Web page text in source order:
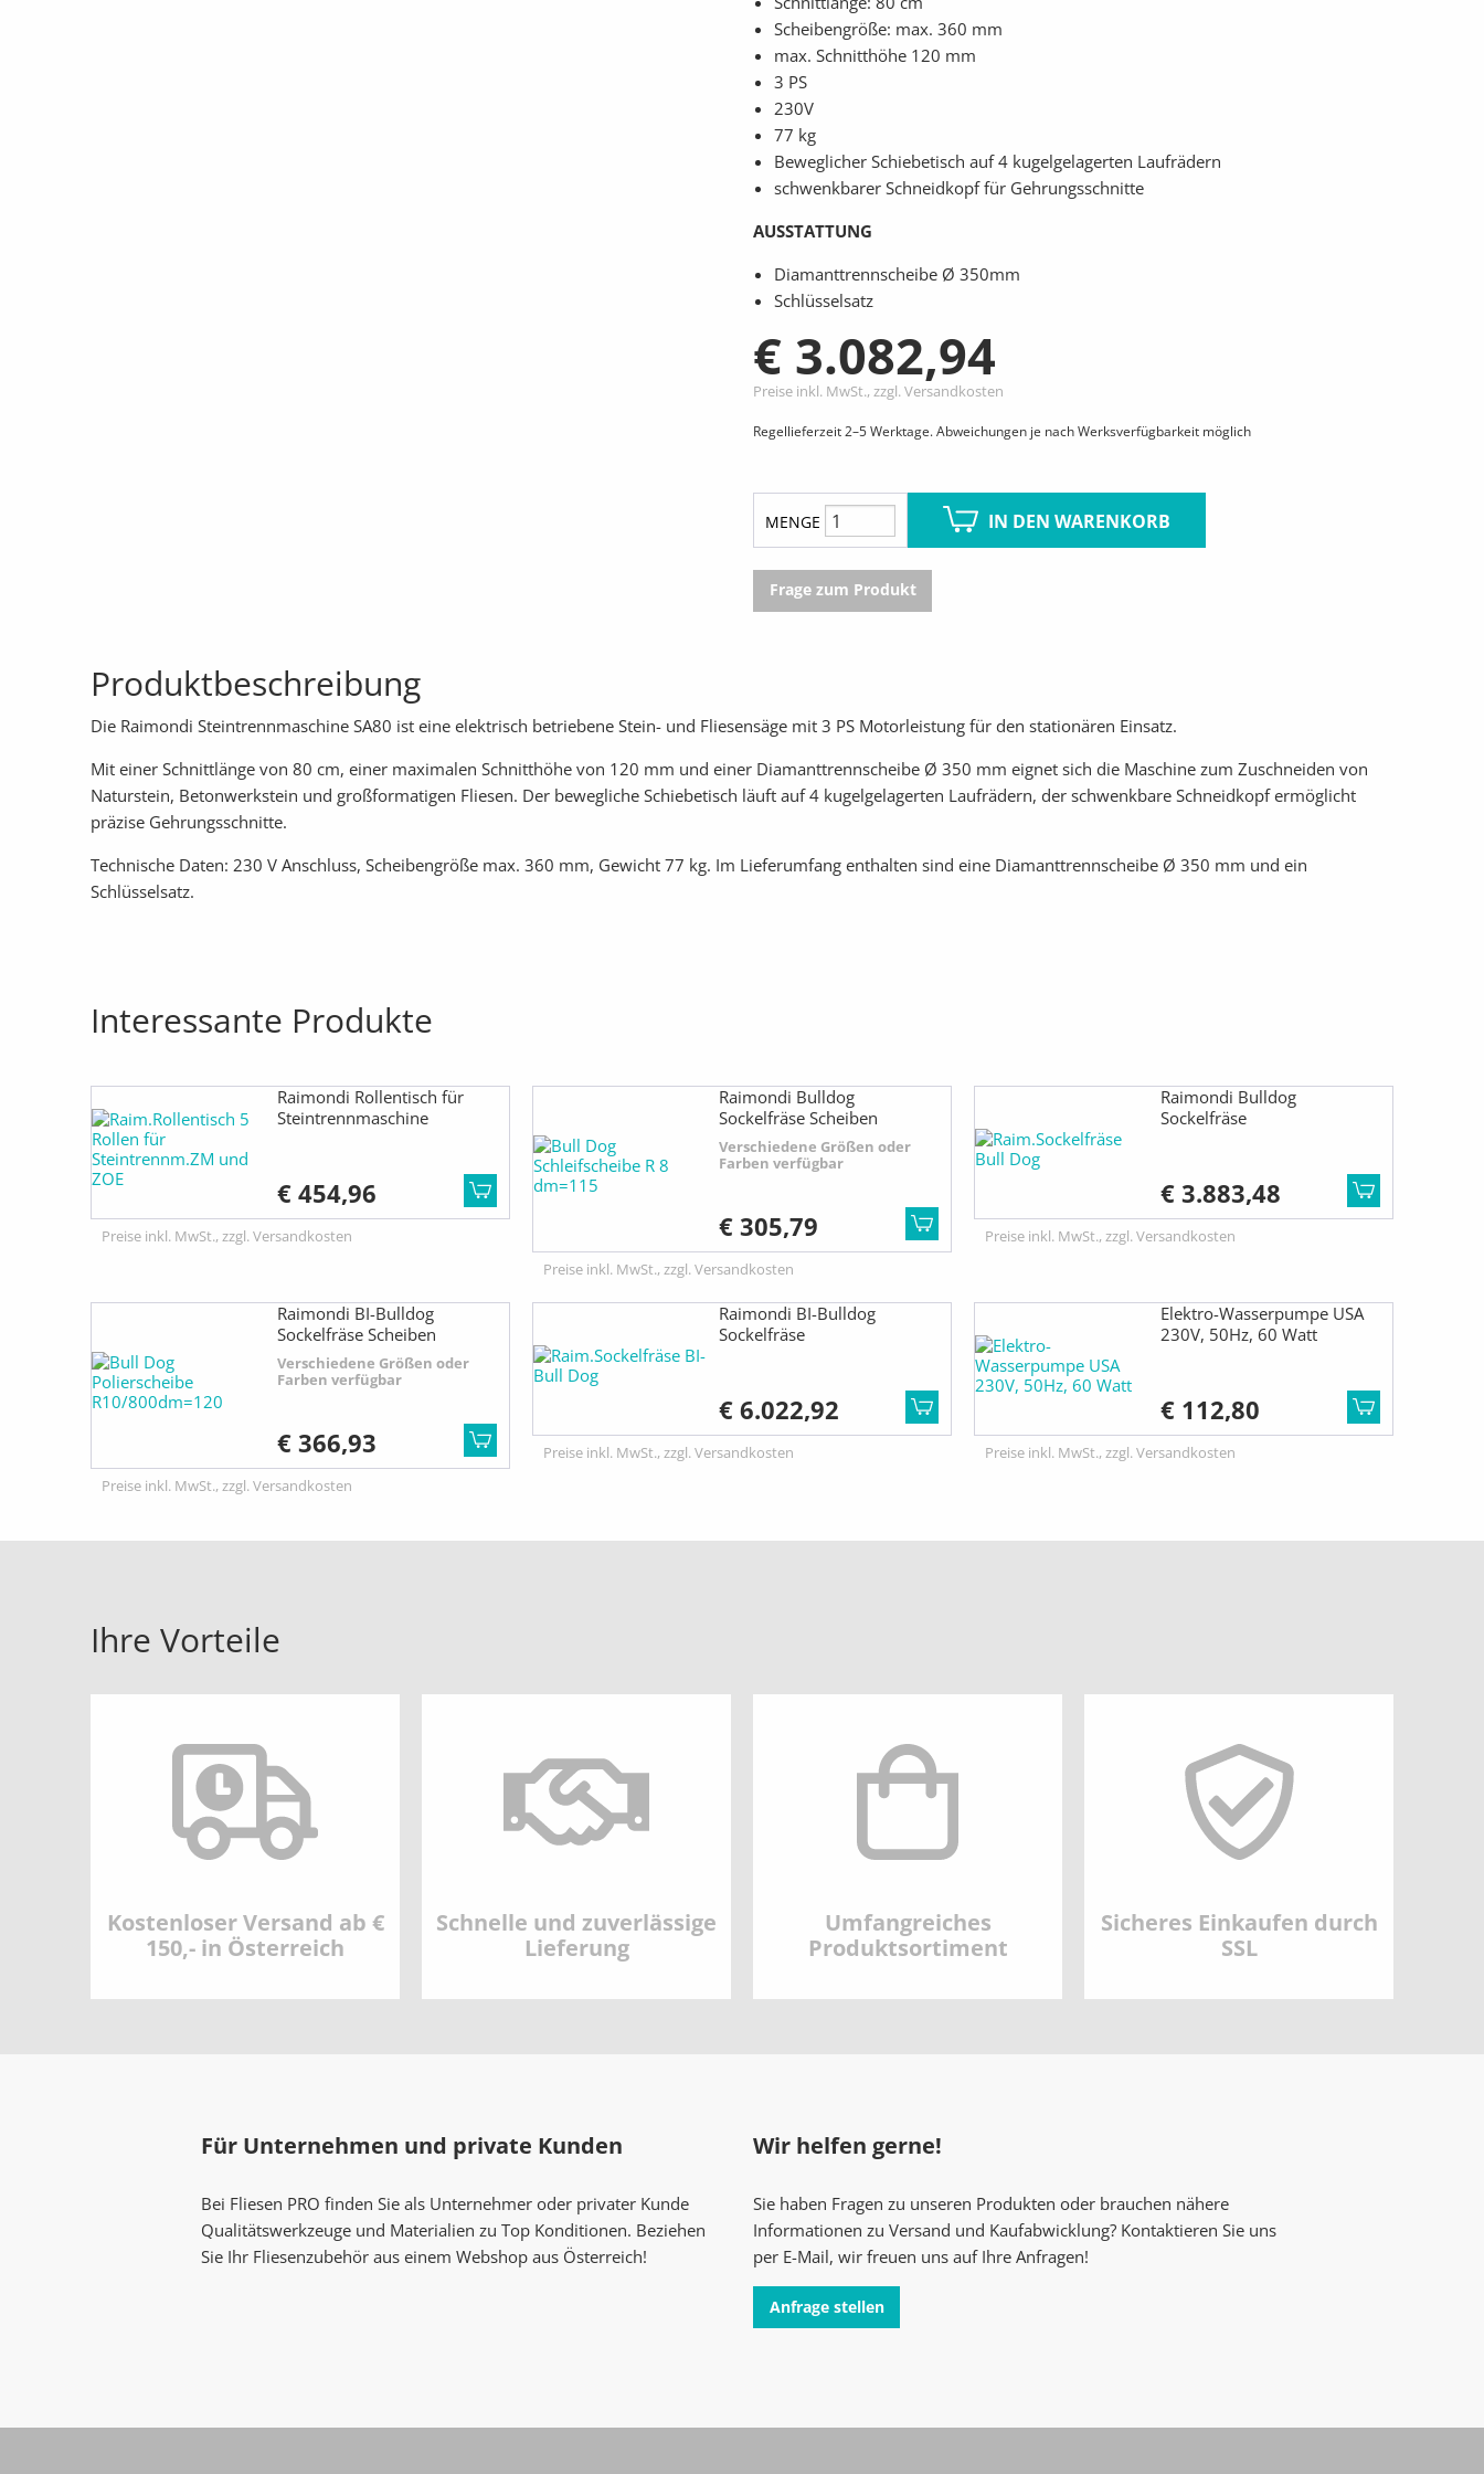
Scheibengröße: max. 360 mm
max. Schnitthöhe 120 mm
3 PS
230V
77 kg
Beweglicher Schiebetisch auf 4 kugelgelagerten Laufrädern
schwenkbarer Schneidkopf für Gehrungsschnitte
AUSSTATTUNG
Diamanttrennscheibe Ø 350mm
Schlüsselsatz
€ 3.082,94
Preise inkl. MwSt., zzgl. Versandkosten
Regellieferzeit 2–5 Werktage. Abweichungen je nach Werksverfügbarkeit möglich
MENGE IN DEN WARENKORB
Frage zum Produkt
Produktbeschreibung
Die Raimondi Steintrennmaschine SA80 ist eine elektrisch betriebene Stein- und Fliesensäge mit 3 PS Motorleistung für den stationären Einsatz.
Mit einer Schnittlänge von 80 cm, einer maximalen Schnitthöhe von 120 mm und einer Diamanttrennscheibe Ø 350 mm eignet sich die Maschine zum Zuschneiden von
Naturstein, Betonwerkstein und großformatigen Fliesen. Der bewegliche Schiebetisch läuft auf 4 kugelgelagerten Laufrädern, der schwenkbare Schneidkopf ermöglicht
präzise Gehrungsschnitte.
Technische Daten: 230 V Anschluss, Scheibengröße max. 360 mm, Gewicht 77 kg. Im Lieferumfang enthalten sind eine Diamanttrennscheibe Ø 350 mm und ein
Schlüsselsatz.
Interessante Produkte
Raimondi Rollentisch für
Steintrennmaschine
€ 454,96
Preise inkl. MwSt., zzgl. Versandkosten
Raimondi Bulldog
Sockelfräse Scheiben
Verschiedene Größen oder
Farben verfügbar
€ 305,79
Preise inkl. MwSt., zzgl. Versandkosten
Raimondi Bulldog
Sockelfräse
€ 3.883,48
Preise inkl. MwSt., zzgl. Versandkosten
Raimondi BI-Bulldog
Sockelfräse Scheiben
Verschiedene Größen oder
Farben verfügbar
€ 366,93
Preise inkl. MwSt., zzgl. Versandkosten
Raimondi BI-Bulldog
Sockelfräse
€ 6.022,92
Preise inkl. MwSt., zzgl. Versandkosten
Elektro-Wasserpumpe USA
230V, 50Hz, 60 Watt
€ 112,80
Preise inkl. MwSt., zzgl. Versandkosten
Ihre Vorteile
Kostenloser Versand ab €
150,- in Österreich
Schnelle und zuverlässige
Lieferung
Umfangreiches
Produktsortiment
Sicheres Einkaufen durch
SSL
Für Unternehmen und private Kunden
Bei Fliesen PRO finden Sie als Unternehmer oder privater Kunde
Qualitätswerkzeuge und Materialien zu Top Konditionen. Beziehen
Sie Ihr Fliesenzubehör aus einem Webshop aus Österreich!
Wir helfen gerne!
Sie haben Fragen zu unseren Produkten oder brauchen nähere
Informationen zu Versand und Kaufabwicklung? Kontaktieren Sie uns
per E-Mail, wir freuen uns auf Ihre Anfragen!
Anfrage stellen